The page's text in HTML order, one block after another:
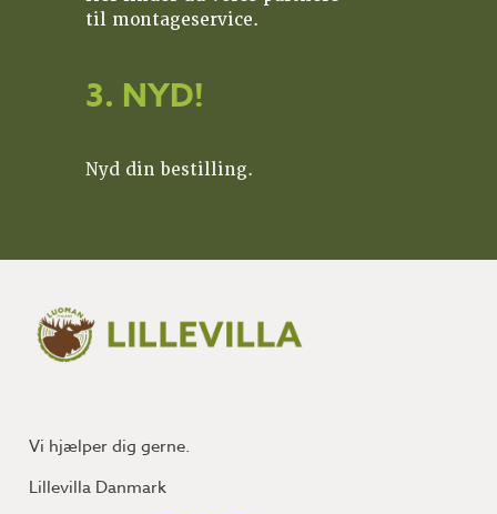
til montageservice.
3. NYD!
Nyd din bestilling.
Vi hjælper dig gerne.
Lillevilla Danmark